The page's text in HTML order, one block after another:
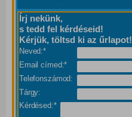
Írj nekünk,
s tedd fel kérdéseid!
Kérjük, töltsd ki az űrlapot!
Neved:*
Email címed:*
Telefonszámod:
Tárgy:
Kérdésed:*